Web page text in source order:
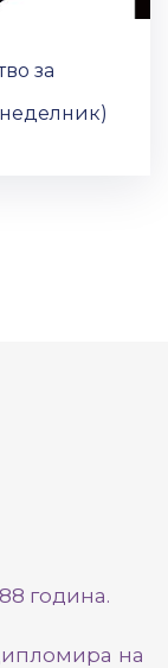
за
година.
на